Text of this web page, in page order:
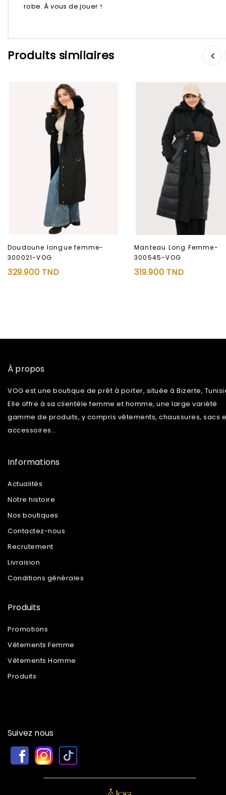
robe. À vous de jouer !
Produits similaires
Doudoune longue femme-
300021-VOG
329.900 TND
Manteau Long Femme-
300545-VOG
319.900 TND
À propos
VOG est une boutique de prêt à porter, située à Bizerte,
Elle offre à sa clientèle femme et homme, une large variété
gamme de produits, y compris vêtements, chaussures, sacs
accessoires…
Informations
Actualités
Notre histoire
Nos boutiques
Contactez-nous
Recrutement
Livraision
Conditions générales
Produits
Promotions
Vêtements Femme
Vêtements Homme
Produits
Suivez nous